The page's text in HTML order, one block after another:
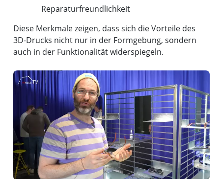
Reparaturfreundlichkeit
Diese Merkmale zeigen, dass sich die Vorteile des
3D-Drucks nicht nur in der Formgebung, sondern
auch in der Funktionalität widerspiegeln.